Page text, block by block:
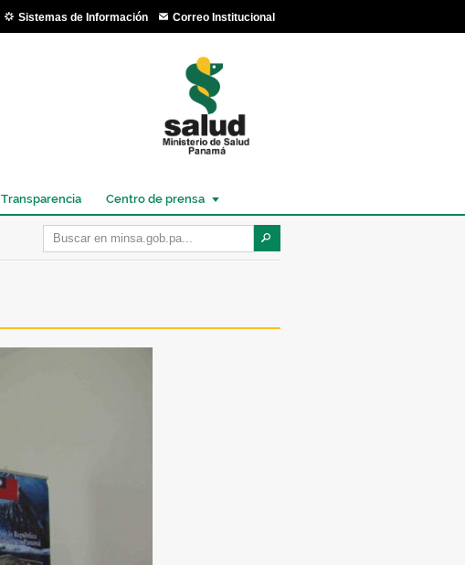
Sistemas de Información Correo Institucional
Transparencia Centro de prensa